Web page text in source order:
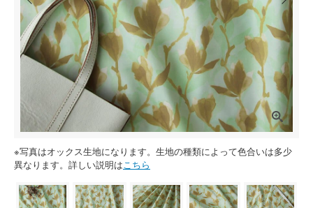
※写真はオックス生地になります。生地の種類によって色合いは多少
異なります。詳しい説明はこちら